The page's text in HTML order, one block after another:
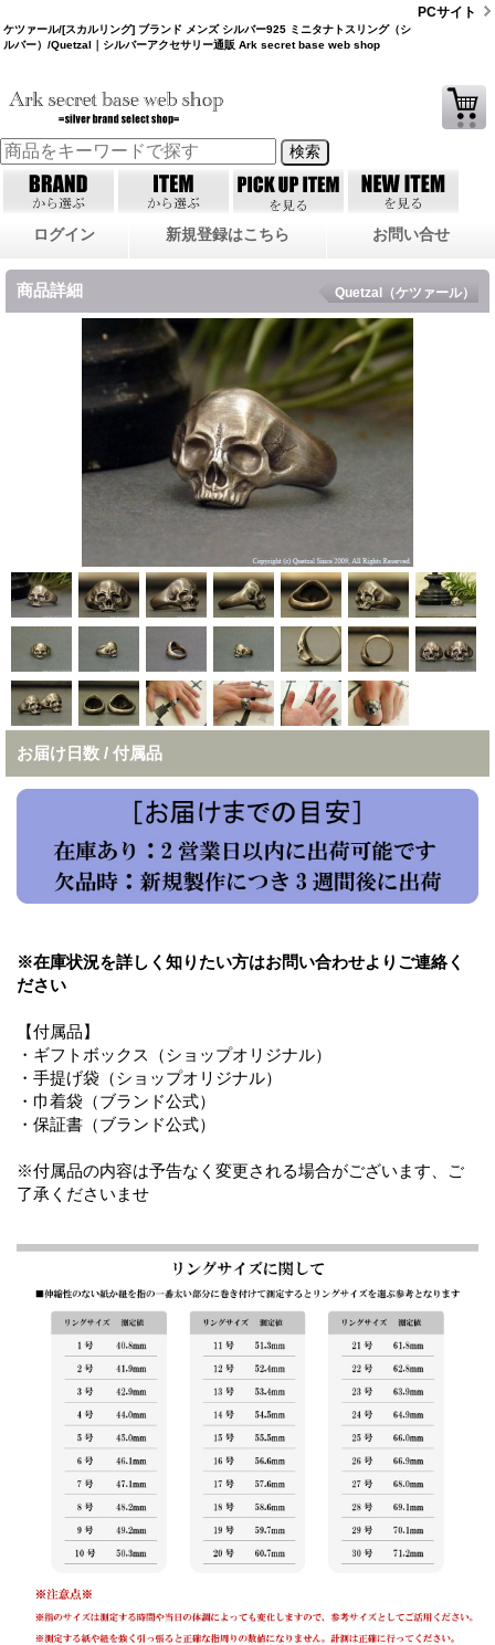
ケツァール/[スカルリング] ブランド メンズ シルバー925 ミニタナトスリング（シ
ルバー）/Quetzal｜シルバーアクセサリー通販 Ark secret base web shop
PCサイト
ログイン 新規登録はこちら お問い合せ
商品詳細 Quetzal（ケツァール）
お届け日数 / 付属品
※在庫状況を詳しく知りたい方はお問い合わせよりご連絡く
ださい
【付属品】
・ギフトボックス（ショップオリジナル）
・手提げ袋（ショップオリジナル）
・巾着袋（ブランド公式）
・保証書（ブランド公式）
※付属品の内容は予告なく変更される場合がございます、ご
了承くださいませ